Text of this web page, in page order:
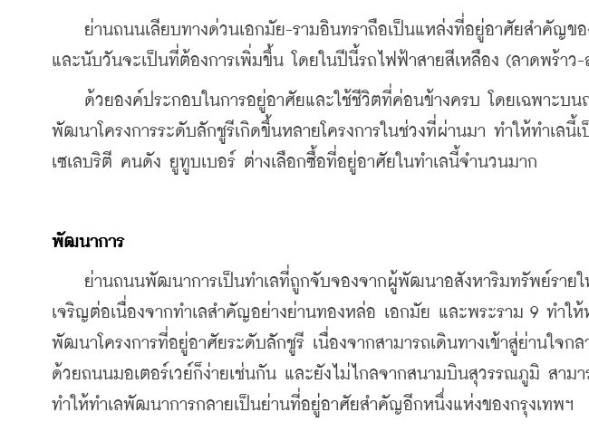
ย่านถนนเลียบทางด่วนเอกมัย-รามอินทราถือเป็นแหล่งที่อยู่อาศัยสำคัญข
และนับวันจะเป็นที่ต้องการเพิ่มขึ้น โดยในปีนี้รถไฟฟ้าสายสีเหลือง (ลาดพร้าว-
ด้วยองค์ประกอบในการอยู่อาศัยและใช้ชีวิตที่ค่อนข้างครบ โดยเฉพาะบน
พัฒนาโครงการระดับลักชูรีเกิดขึ้นหลายโครงการในช่วงที่ผ่านมา ทำให้ทำเลนี้
เซเลบริตี คนดัง ยูทูบเบอร์ ต่างเลือกซื้อที่อยู่อาศัยในทำเลนี้จำนวนมาก
พัฒนาการ
ย่านถนนพัฒนาการเป็นทำเลที่ถูกจับจองจากผู้พัฒนาอสังหาริมทรัพย์รายใ
เจริญต่อเนื่องจากทำเลสำคัญอย่างย่านทองหล่อ เอกมัย และพระราม 9 ทำ
พัฒนาโครงการที่อยู่อาศัยระดับลักชูรี เนื่องจากสามารถเดินทางเข้าสู่ย่านใจกล
ด้วยถนนมอเตอร์เวย์ก็ง่ายเช่นกัน และยังไม่ไกลจากสนามบินสุวรรณภูมิ สามา
ทำให้ทำเลพัฒนาการกลายเป็นย่านที่อยู่อาศัยสำคัญอีกหนึ่งแห่งของกรุงเทพฯ